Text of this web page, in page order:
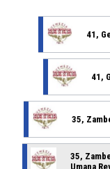
41,
41,
35,
35,
Umana